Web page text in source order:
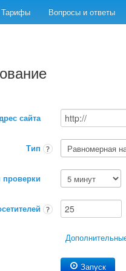
Тарифы Вопросы и ответы
сайта
Тип
Запуск